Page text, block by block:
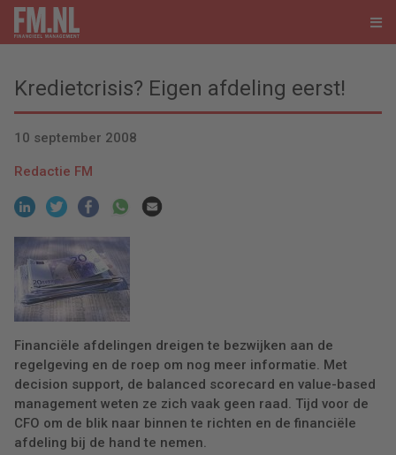
Kredietcrisis? Eigen afdeling eerst!
10 september 2008
Redactie FM
Financiële afdelingen dreigen te bezwijken aan de
regelgeving en de roep om nog meer informatie. Met
decision support, de balanced scorecard en value-based
management weten ze zich vaak geen raad. Tijd voor de
CFO om de blik naar binnen te richten en de financiële
afdeling bij de hand te nemen.